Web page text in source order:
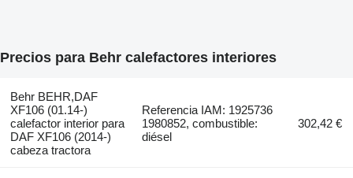
Precios para Behr calefactores interiores
Behr BEHR,DAF
XF106 (01.14-)
calefactor interior para
DAF XF106 (2014-)
cabeza tractora
Referencia IAM: 1925736
1980852, combustible:
diésel
302,42 €